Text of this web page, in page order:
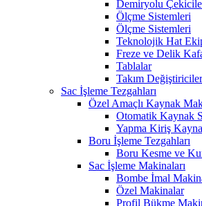
Demiryolu
Ölçme Sistemleri
Ölçme Sistemleri
Teknolojik Hat
Freze ve Delik
Tablalar
Takım Değiştiriciler
Sac İşleme Tezgahları
Özel Amaçlı Kaynak
Otomatik Kaynak
Yapma Kiriş
Boru İşleme Tezgahları
Boru Kesme ve
Sac İşleme Makinaları
Bombe İmal
Özel Makinalar
Profil Bükme